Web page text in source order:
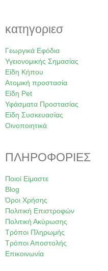
κατηγοριεσ
Γεωργικά Εφόδια
Υγειονομικής Σημασίας
Είδη Κήπου
Ατομική προστασία
Είδη Pet
Υφάσματα Προστασίας
Είδη Συσκευασίας
Οινοποιητικά
ΠΛΗΡΟΦΟΡΙΕΣ
Ποιοί Είμαστε
Blog
Όροι Χρήσης
Πολιτική Επιστροφών
Πολιτική Ακύρωσης
Τρόποι Πληρωμής
Τρόποι Αποστολής
Επικοινωνία